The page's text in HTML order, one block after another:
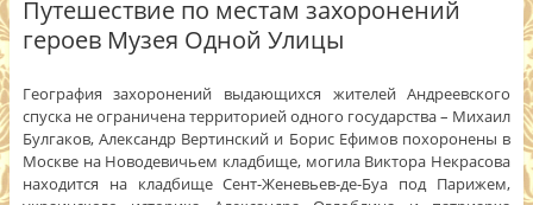
Путешествие по местам захоронений
героев Музея Одной Улицы
География захоронений выдающихся жителей Андреевского
спуска не ограничена территорией одного государства – Михаил
Булгаков, Александр Вертинский и Борис Ефимов похоронены в
Москве на Новодевичьем кладбище, могила Виктора Некрасова
находится на кладбище Сент-Женевьев-де-Буа под Парижем,